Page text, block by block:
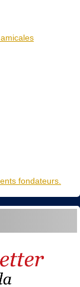
fondateurs.